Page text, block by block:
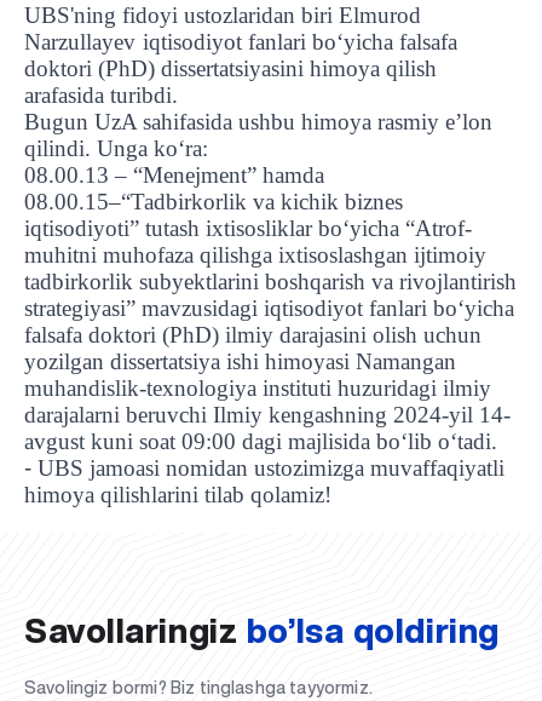
UBS'ning fidoyi ustozlaridan biri Elmurod
Narzullayev iqtisodiyot fanlari bo‘yicha falsafa
doktori (PhD) dissertatsiyasini himoya qilish
arafasida turibdi.
Bugun UzA sahifasida ushbu himoya rasmiy e’lon
qilindi. Unga ko‘ra:
08.00.13 – “Menejment” hamda
08.00.15–“Tadbirkorlik va kichik biznes
iqtisodiyoti” tutash ixtisosliklar bo‘yicha “Atrof-
muhitni muhofaza qilishga ixtisoslashgan ijtimoiy
tadbirkorlik subyektlarini boshqarish va rivojlantirish
strategiyasi” mavzusidagi iqtisodiyot fanlari bo‘yicha
falsafa doktori (PhD) ilmiy darajasini olish uchun
yozilgan dissertatsiya ishi himoyasi Namangan
muhandislik-texnologiya instituti huzuridagi ilmiy
darajalarni beruvchi Ilmiy kengashning 2024-yil 14-
avgust kuni soat 09:00 dagi majlisida bo‘lib o‘tadi.
- UBS jamoasi nomidan ustozimizga muvaffaqiyatli
himoya qilishlarini tilab qolamiz!
UBS professori "Yangi O‘zbekiston yosh olimlari"
qatoridan joy oldi!
Sevimli "UBS xabarnomasi" gazetamizning yangi soni
nashrdan chiqdi!
UBS faoliyati tahlili va istiqboldagi rejalar
UBS oʻqituvchilari Qirgʻizistonda malaka oshirdi
G‘alaba sari olg‘a, O‘zbekiston!
TAYINLOV
UBS OAVda
UBS va bitiruvchi talabalar viloyat hokimligi tomonidan
taqdirlandi
Til oʻrganishda Ovropacha aytganda "level up" qilishni
xohlaysizmi?
Inson kapitaliga yo‘naltirilgan investitsiya — Yangi
O‘zbekiston taraqqiyotining eng muhim tayanchi
Savollaringiz bo’lsa qoldiring
Savolingiz bormi? Biz tinglashga tayyormiz.